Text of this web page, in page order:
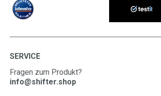
SERVICE
Fragen zum Produkt?
info@shifter.shop